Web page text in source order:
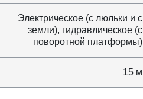
Электрическое (с люльки и с
земли), гидравлическое (с
поворотной платформы)
15 м